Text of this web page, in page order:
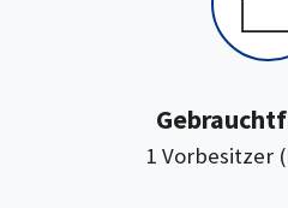
1 Vorbesitzer